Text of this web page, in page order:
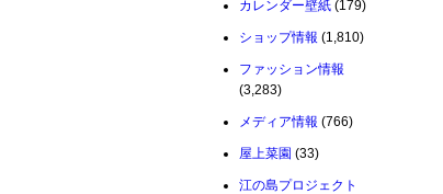
カレンダー壁紙 (179)
ショップ情報 (1,810)
ファッション情報
(3,283)
メディア情報 (766)
屋上菜園 (33)
江の島プロジェクト